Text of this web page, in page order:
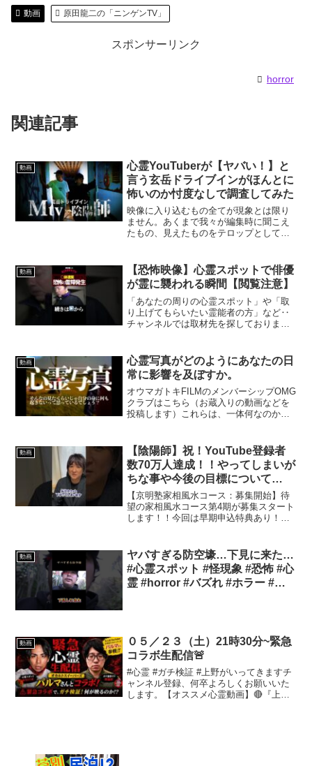
動画 原田龍二の「ニンゲンTV」
スポンサーリンク
horror
関連記事
動画
心霊YouTuberが【ヤバい！】と
言う玄岳ドライブインがほんとに
怖いのか忖度なしで調査してみた
映像に入り込むもの全てが現象とは限り
ません。あくまで我々が編集時に聞こえ
たもの、見えたものをテロップとしてい
上となります。※憑依について※現在自
分でコントロールできるよ...
動画
【恐怖映像】心霊スポットで俳優
が霊に襲われる瞬間【閲覧注意】
「あなたの周りの心霊スポット」や「取
り上げてもらいたい霊能者の方」など‥
チャンネルでは取材先を探しておりま
harada.ryuji.ningentv@gmail.com※この
動画はお祓い済...
動画
心霊写真がどのようにあなたの日
常に影響を及ぼすか。
オウマガトキFILMのメンバーシップOMG
クラブはこちら（お蔵入りの動画などを
投稿します）これらは、一体何なのか…
中辛、辛口、激辛、超激辛の５段回のう
ち、【激辛】です。【...
動画
【陰陽師】祝！YouTube登録者
数70万人達成！！やってしまいが
ちな事や今後の目標について
【橋本京明】 #shorts
【京明塾家相風水コース：募集開始】待
望の家相風水コース第4期が募集スタート
します！！今回は早期申込特典あり！家
します。この部屋は健康運に良い。更に
良くするにはこうする・・...
動画
ヤバすぎる防空壕…下見に来た…
#心霊スポット #怪現象 #恐怖 #心
霊 #horror #バズれ #ホラー #心
動画
０５／２３（土）21時30分~緊急
コラボ生配信🚨
#心霊 #ガチ検証 #上野がいってきますチ
ャンネル登録、何卒よろしくお願いいた
します。【オススメ心霊動画】🔴『上野